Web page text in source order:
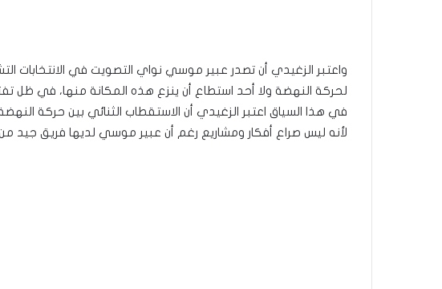
واعتبر الزغيدي أن تصدر عبير موسي نواي التصويت في الانتخابات
لحركة النهضة ولا أحد استطاع أن ينزع هذه المكانة منها، في ظل
في هذا السياق اعتبر الزغيدي أن الاستقطاب الثنائي بين حركة
لأنه ليس صراع أفكار ومشاريع رغم أن عبير موسي لديها فريق جيد من